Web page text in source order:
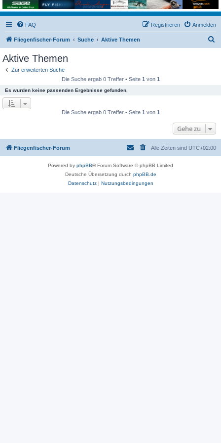
FAQ Anmelden
Registrieren
Fliegenfischer-Forum Suche Aktive Themen
Aktive Themen
Zur erweiterten Suche
Die Suche ergab 0 Treffer • Seite 1 von 1
Es wurden keine passenden Ergebnisse gefunden.
Die Suche ergab 0 Treffer • Seite 1 von 1
Gehe zu
Fliegenfischer-Forum Alle Zeiten sind UTC+02:00
Powered by phpBB® Forum Software © phpBB Limited
Deutsche Übersetzung durch phpBB.de
Datenschutz| Nutzungsbedingungen